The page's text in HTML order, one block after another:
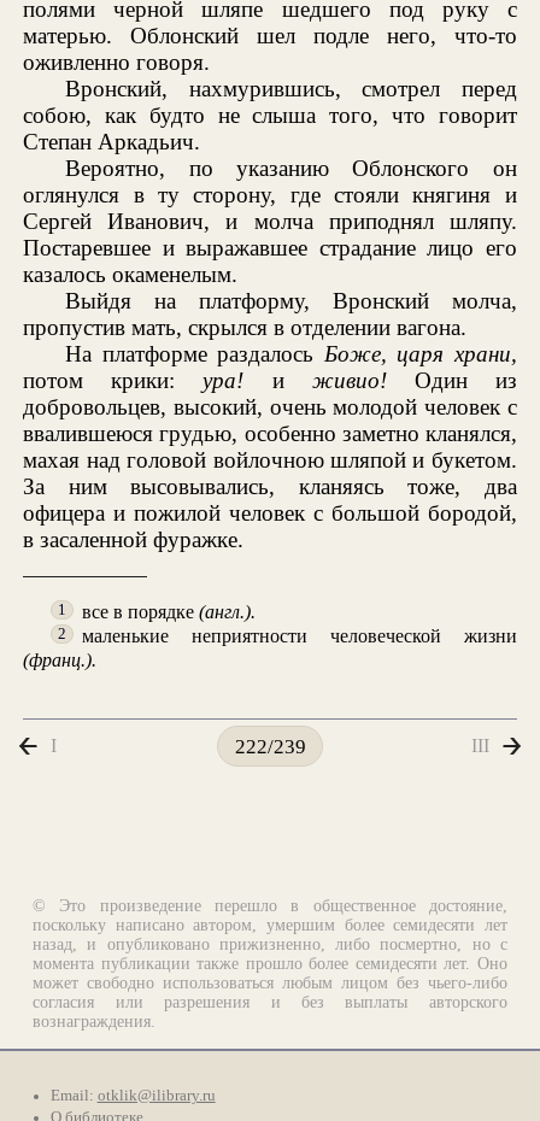
полями черной шляпе шедшего под руку с
матерью. Облонский шел подле него, что-то
оживленно говоря.
Вронский, нахмурившись, смотрел перед
собою, как будто не слыша того, что говорит
Степан Аркадьич.
Вероятно, по указанию Облонского он
оглянулся в ту сторону, где стояли княгиня и
Сергей Иванович, и молча приподнял шляпу.
Постаревшее и выражавшее страдание лицо его
казалось окаменелым.
Выйдя на платформу, Вронский молча,
пропустив мать, скрылся в отделении вагона.
На платформе раздалось Боже, царя храни,
потом крики:ура! и живио!Один из
добровольцев, высокий, очень молодой человек с
ввалившеюся грудью, особенно заметно кланялся,
махая над головой войлочною шляпой и букетом.
За ним высовывались, кланяясь тоже, два
офицера и пожилой человек с большой бородой,
в засаленной фуражке.
1 все в порядке(англ.).
2
маленькие неприятности человеческой жизни
(франц.).
I 222/239 III
© Это произведение перешло в общественное достояние,
поскольку написано автором, умершим более семидесяти лет
назад, и опубликовано прижизненно, либо посмертно, но с
момента публикации также прошло более семидесяти лет. Оно
может свободно использоваться любым лицом без чьего-либо
согласия или разрешения и без выплаты авторского
вознаграждения.
Email: otklik@ilibrary.ru
О библиотеке